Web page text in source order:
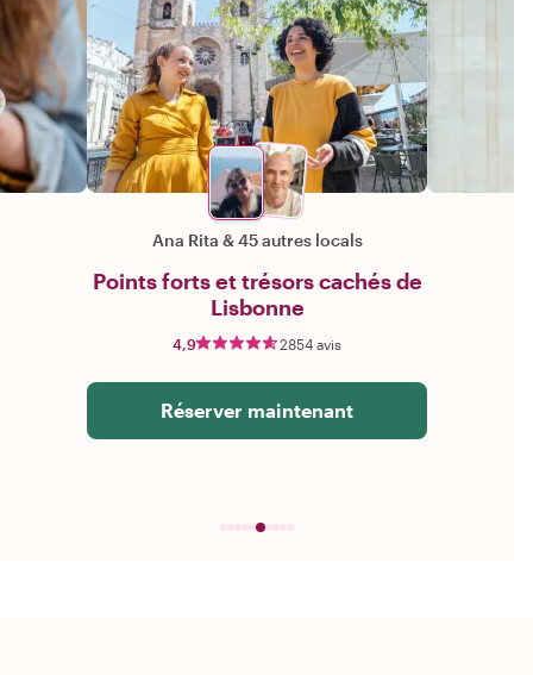
Ana Rita &45 autres locals
Points forts et trésors cachés de
Lisbonne
4,9 2854 avis
Réserver maintenant